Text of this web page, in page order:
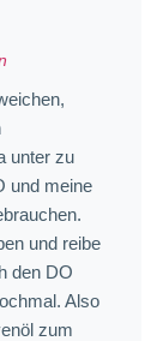
unter zu
und meine
und reibe
den DO
Also
zum